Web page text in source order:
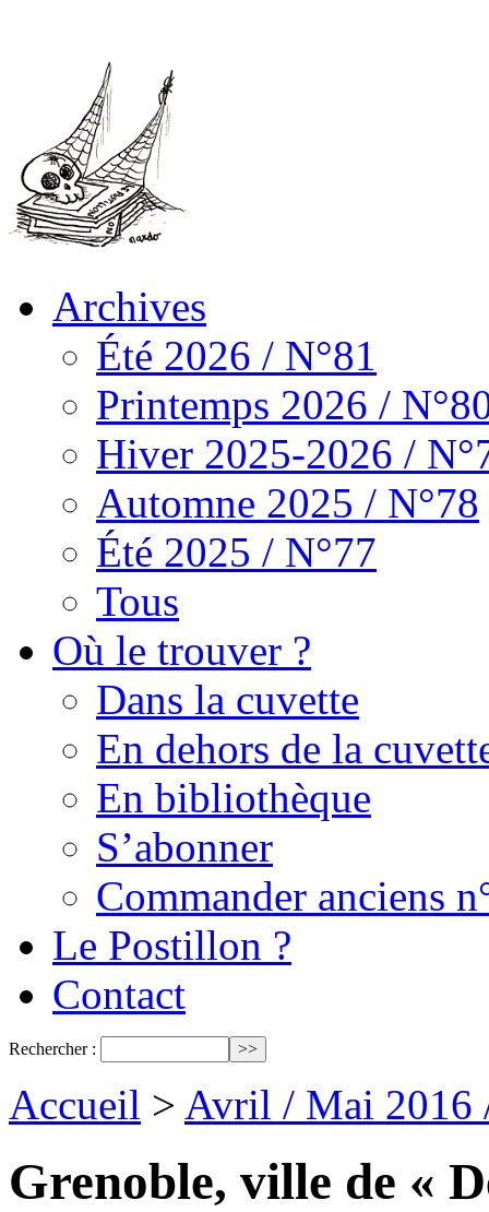
Archives
Été 2026 / N°81
Printemps 2026 /
Hiver 2025-2026 /
Automne 2025 / N°78
Été 2025 / N°77
Tous
Où le trouver ?
Dans la cuvette
En dehors de la
En bibliothèque
S’abonner
Commander anciens
Le Postillon ?
Contact
Rechercher :
Accueil > Avril / Mai 2016
Grenoble, ville de «